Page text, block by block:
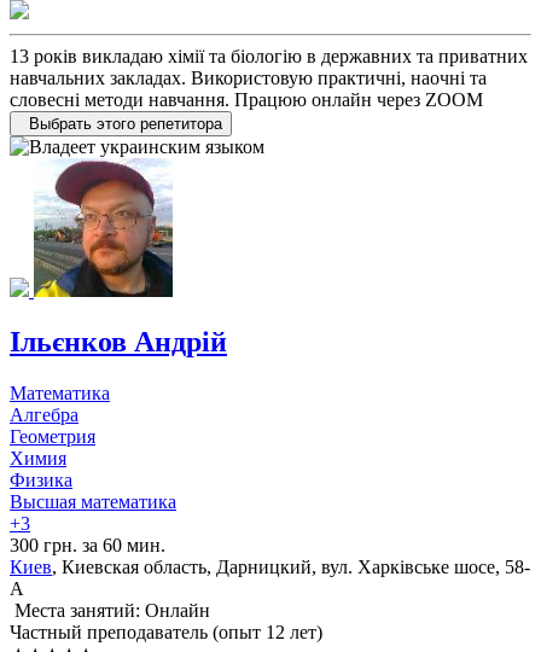
13 років викладаю хімії та біологію в державних та приватних
навчальних закладах. Використовую практичні, наочні та
словесні методи навчання. Працюю онлайн через ZOOM
Выбрать этого репетитора
Ільєнков Андрій
Математика
Алгебра
Геометрия
Химия
Физика
Высшая математика
+3
300 грн. за 60 мин.
Киев, Киевская область, Дарницкий, вул. Харківське шосе, 58-
А
Места занятий: Онлайн
Частный преподаватель (опыт 12 лет)